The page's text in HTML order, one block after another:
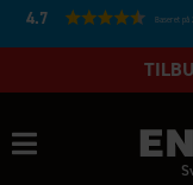
4.7 Baseret på